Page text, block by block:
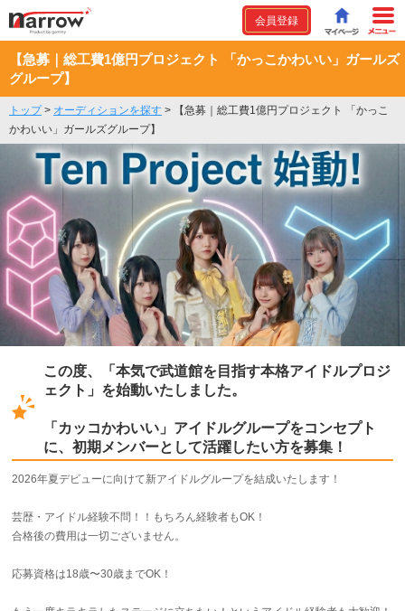
会員登録
【急募｜総工費1億円プロジェクト 「かっこかわいい」ガールズ
グループ】
トップ> オーディションを探す >
【急募｜総工費1億円プロジェクト 「かっこ
かわいい」ガールズグループ】
この度、「本気で武道館を目指す本格アイドルプロジ
ェクト」を始動いたしました。
「カッコかわいい」アイドルグループをコンセプト
に、初期メンバーとして活躍したい方を募集！
2026年夏デビューに向けて新アイドルグループを結成いたします！
芸歴・アイドル経験不問！！もちろん経験者もOK！
合格後の費用は一切ございません。
応募資格は18歳〜30歳までOK！